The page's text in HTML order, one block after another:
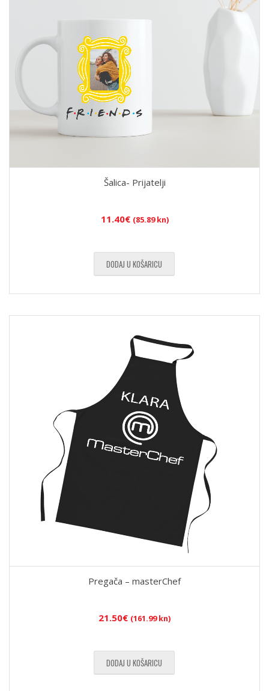
Šalica- Prijatelji
11.40€ (85.89 kn)
DODAJ U KOŠARICU
Pregača – masterChef
21.50€ (161.99 kn)
DODAJ U KOŠARICU